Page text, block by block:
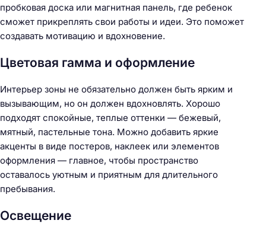
пробковая доска или магнитная панель, где ребенок
сможет прикреплять свои работы и идеи. Это поможет
создавать мотивацию и вдохновение.
Цветовая гамма и оформление
Интерьер зоны не обязательно должен быть ярким и
вызывающим, но он должен вдохновлять. Хорошо
подходят спокойные, теплые оттенки — бежевый,
мятный, пастельные тона. Можно добавить яркие
акценты в виде постеров, наклеек или элементов
оформления — главное, чтобы пространство
оставалось уютным и приятным для длительного
пребывания.
Освещение